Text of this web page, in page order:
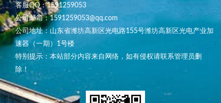
客服QQ：1591259053
公司邮箱：1591259053@qq.com
公司地址：山东省潍坊高新区光电路155号潍坊高新区光电产业加
速器（一期）1号楼
特别提示：本站部分内容来自网络，如有侵权请联系管理员删
除！